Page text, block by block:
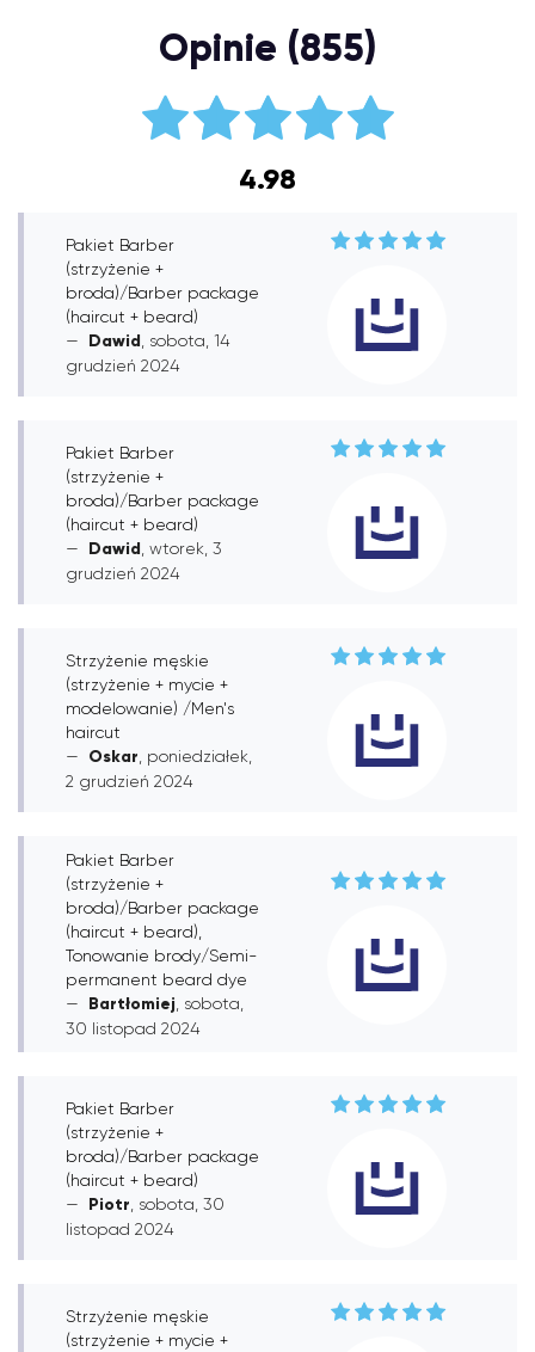
Opinie (855)
4.98
Pakiet Barber
(strzyżenie +
broda)/Barber package
(haircut + beard)
Dawid , sobota, 14
grudzień 2024
Pakiet Barber
(strzyżenie +
broda)/Barber package
(haircut + beard)
Dawid , wtorek, 3
grudzień 2024
Strzyżenie męskie
(strzyżenie + mycie +
modelowanie) /Men's
haircut
Oskar , poniedziałek,
2 grudzień 2024
Pakiet Barber
(strzyżenie +
broda)/Barber package
(haircut + beard),
Tonowanie brody/Semi-
permanent beard dye
Bartłomiej , sobota,
30 listopad 2024
Pakiet Barber
(strzyżenie +
broda)/Barber package
(haircut + beard)
Piotr , sobota, 30
listopad 2024
Strzyżenie męskie
(strzyżenie + mycie +